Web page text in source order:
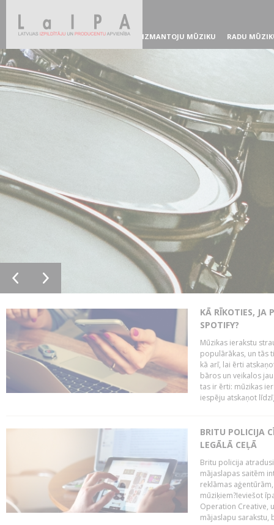
IZMANTOJU MŪZIKU RADU
KĀ RĪKOTIES, JA
SPOTIFY?
Mūzikas ierakstu
populārākas, un tās
kā arī, lai ērti
bāros un veikalos
tas ir ērti: mūzikas
iespēju atskaņot
BRITU POLICIJA
LEGĀLĀ CEĻĀ
Britu policija
mājaslapas saitēm
reklāmas
mūziķiem?Ieviešot
Operation Creative,
mājaslapu sarakstu,